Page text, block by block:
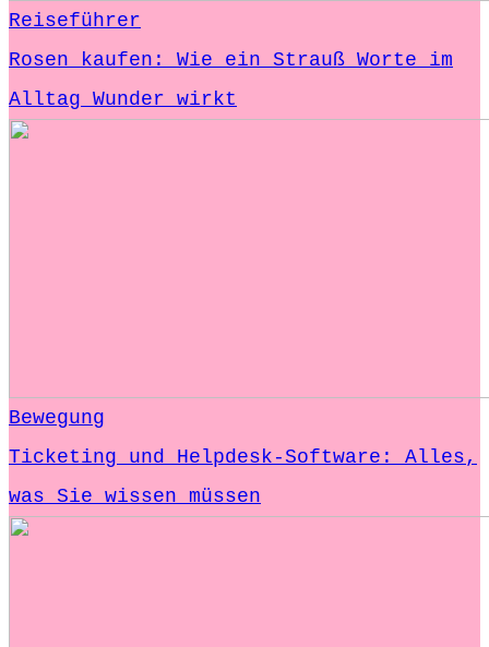
Reiseführer
Rosen kaufen: Wie ein Strauß Worte im
Alltag Wunder wirkt
Bewegung
Ticketing und Helpdesk-Software: Alles,
was Sie wissen müssen